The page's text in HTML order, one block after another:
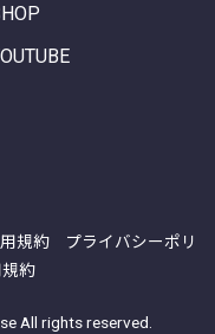
規約
プライバシーポリ
約
All rights reserved.